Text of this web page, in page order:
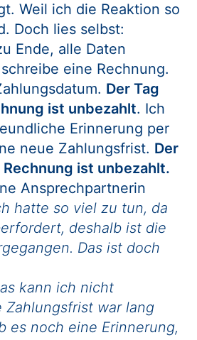
Weil ich die Reaktion so
Doch lies selbst:
Ende, alle Daten
eine Rechnung.
Der Tag
ist unbezahlt. Ich
Erinnerung per
neue Zahlungsfrist. Der
ist unbezahlt.
Ansprechpartnerin
hatte so viel zu tun, da
deshalb ist die
Das ist doch
kann ich nicht
Zahlungsfrist war lang
es noch eine Erinnerung,